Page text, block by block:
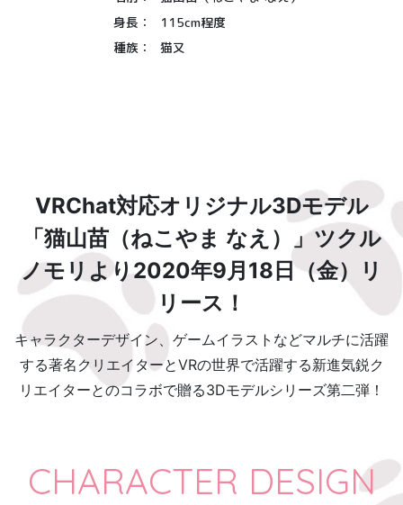
身長：
115cm程度
種族：
猫又
VRChat対応オリジナル3Dモデル
「猫山苗（ねこやま なえ）」ツクル
ノモリより2020年9月18日（金）リ
リース！
キャラクターデザイン、ゲームイラストなどマルチに活躍
する著名クリエイターとVRの世界で活躍する新進気鋭ク
リエイターとのコラボで贈る3Dモデルシリーズ第二弾！
CHARACTER DESIGN